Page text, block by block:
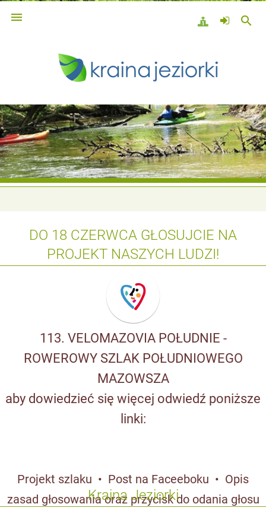
 search
DO 18 CZERWCA GŁOSUJCIE NA
PROJEKT NASZYCH LUDZI!
113. VELOMAZOVIA POŁUDNIE -
ROWEROWY SZLAK POŁUDNIOWEGO
MAZOWSZA
aby dowiedzieć się więcej odwiedź poniższe
linki:
Projekt szlaku • Post na Faceeboku • Opis
zasad głosowania oraz przycisk do odania głosu
Kraina Jeziorki